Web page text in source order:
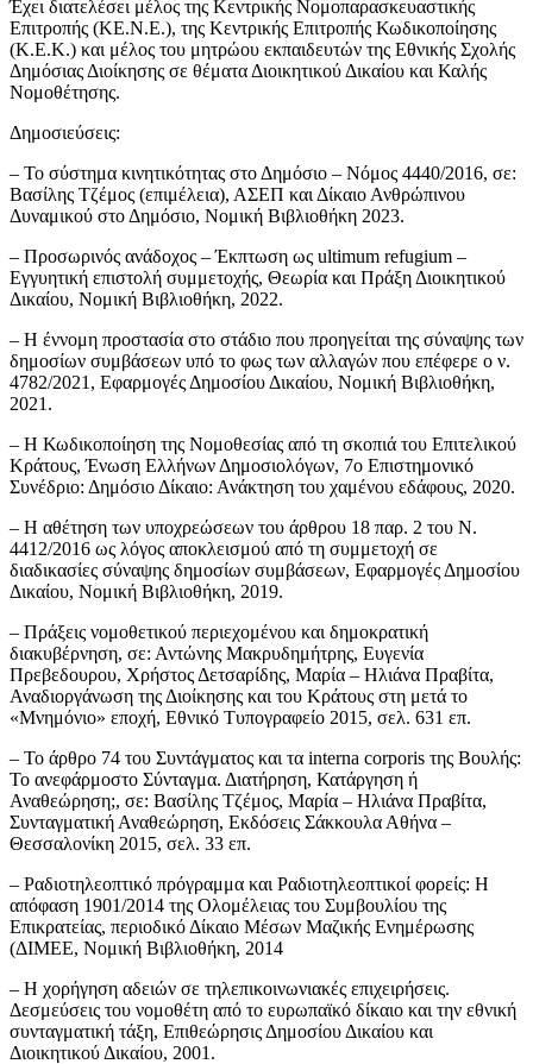
Έχει διατελέσει μέλος της Κεντρικής Νομοπαρασκευαστικής
Επιτροπής (ΚΕ.Ν.Ε.), της Κεντρικής Επιτροπής Κωδικοποίησης
(Κ.Ε.Κ.) και μέλος του μητρώου εκπαιδευτών της Εθνικής Σχολής
Δημόσιας Διοίκησης σε θέματα Διοικητικού Δικαίου και Καλής
Νομοθέτησης.
Δημοσιεύσεις:
– Το σύστημα κινητικότητας στο Δημόσιο – Νόμος 4440/2016, σε:
Βασίλης Τζέμος (επιμέλεια), ΑΣΕΠ και Δίκαιο Ανθρώπινου
Δυναμικού στο Δημόσιο, Νομική Βιβλιοθήκη 2023.
– Προσωρινός ανάδοχος – Έκπτωση ως ultimum refugium –
Εγγυητική επιστολή συμμετοχής, Θεωρία και Πράξη Διοικητικού
Δικαίου, Νομική Βιβλιοθήκη, 2022.
– Η έννομη προστασία στο στάδιο που προηγείται της σύναψης των
δημοσίων συμβάσεων υπό το φως των αλλαγών που επέφερε ο ν.
4782/2021, Εφαρμογές Δημοσίου Δικαίου, Νομική Βιβλιοθήκη,
2021.
– Η Κωδικοποίηση της Νομοθεσίας από τη σκοπιά του Επιτελικού
Κράτους, Ένωση Ελλήνων Δημοσιολόγων, 7ο Επιστημονικό
Συνέδριο: Δημόσιο Δίκαιο: Ανάκτηση του χαμένου εδάφους, 2020.
– Η αθέτηση των υποχρεώσεων του άρθρου 18 παρ. 2 του Ν.
4412/2016 ως λόγος αποκλεισμού από τη συμμετοχή σε
διαδικασίες σύναψης δημοσίων συμβάσεων, Εφαρμογές Δημοσίου
Δικαίου, Νομική Βιβλιοθήκη, 2019.
– Πράξεις νομοθετικού περιεχομένου και δημοκρατική
διακυβέρνηση, σε: Αντώνης Μακρυδημήτρης, Ευγενία
Πρεβεδουρου, Χρήστος Δετσαρίδης, Μαρία – Ηλιάνα Πραβίτα,
Αναδιοργάνωση της Διοίκησης και του Κράτους στη μετά το
«Μνημόνιο» εποχή, Εθνικό Τυπογραφείο 2015, σελ. 631 επ.
– Το άρθρο 74 του Συντάγματος και τα interna corporis της Βουλής:
Το ανεφάρμοστο Σύνταγμα. Διατήρηση, Κατάργηση ή
Αναθεώρηση;, σε: Βασίλης Τζέμος, Μαρία – Ηλιάνα Πραβίτα,
Συνταγματική Αναθεώρηση, Εκδόσεις Σάκκουλα Αθήνα –
Θεσσαλονίκη 2015, σελ. 33 επ.
– Ραδιοτηλεοπτικό πρόγραμμα και Ραδιοτηλεοπτικοί φορείς: Η
απόφαση 1901/2014 της Ολομέλειας του Συμβουλίου της
Επικρατείας, περιοδικό Δίκαιο Μέσων Μαζικής Ενημέρωσης
(ΔΙΜΕΕ, Νομική Βιβλιοθήκη, 2014
– Η χορήγηση αδειών σε τηλεπικοινωνιακές επιχειρήσεις.
Δεσμεύσεις του νομοθέτη από το ευρωπαϊκό δίκαιο και την εθνική
συνταγματική τάξη, Επιθεώρησις Δημοσίου Δικαίου και
Διοικητικού Δικαίου, 2001.